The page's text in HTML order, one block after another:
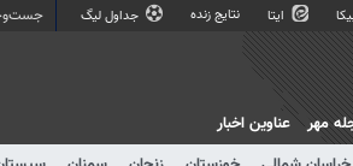
ایتا نتایج زنده جداول لیگ
مهر عناوین اخبار